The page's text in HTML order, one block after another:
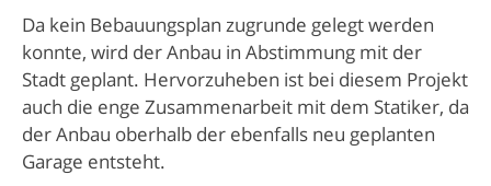
Da kein Bebauungsplan zugrunde gelegt werden
konnte, wird der Anbau in Abstimmung mit der
Stadt geplant. Hervorzuheben ist bei diesem Projekt
auch die enge Zusammenarbeit mit dem Statiker, da
der Anbau oberhalb der ebenfalls neu geplanten
Garage entsteht.